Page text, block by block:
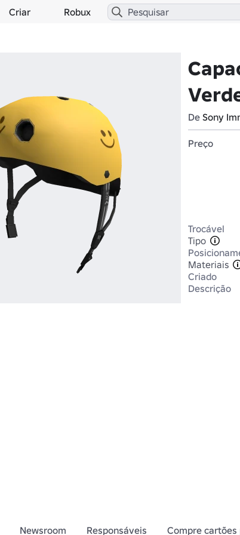
Criar Robux
De Sony
Preço
Trocável
Tipo
Materiais
Criado
Descrição
Newsroom Responsáveis Compre cartões